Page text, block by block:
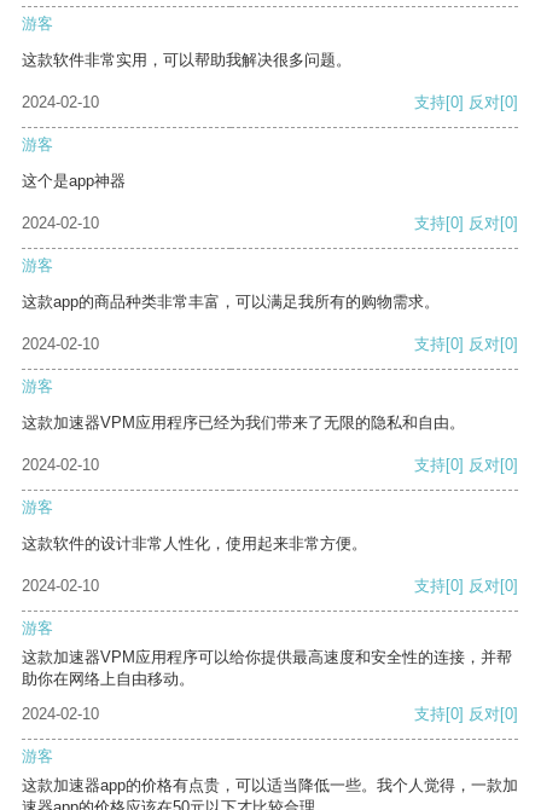
游客
这款软件非常实用，可以帮助我解决很多问题。
2024-02-10 支持[0] 反对[0]
游客
这个是app神器
2024-02-10 支持[0] 反对[0]
游客
这款app的商品种类非常丰富，可以满足我所有的购物需求。
2024-02-10 支持[0] 反对[0]
游客
这款加速器VPM应用程序已经为我们带来了无限的隐私和自由。
2024-02-10 支持[0] 反对[0]
游客
这款软件的设计非常人性化，使用起来非常方便。
2024-02-10 支持[0] 反对[0]
游客
这款加速器VPM应用程序可以给你提供最高速度和安全性的连接，并帮
助你在网络上自由移动。
2024-02-10
支持[0] 反对[0]
游客
这款加速器app的价格有点贵，可以适当降低一些。我个人觉得，一款加